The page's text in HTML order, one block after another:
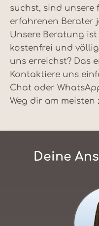
suchst, sind
erfahrenen Berater
Unsere Beratung
kostenfrei und
uns erreichst? Das
Kontaktiere uns
Chat oder
Weg dir am meisten
Deine